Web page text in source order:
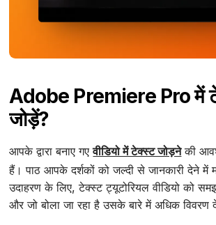
Adobe Premiere Pro में
जोड़ें?
आपके द्वारा बनाए गएवीडियो में टेक्स्ट जोड़नेकी
हैं। पाठ आपके दर्शकों को जल्दी से जानकारी देने में
उदाहरण के लिए, टेक्स्ट ट्यूटोरियल वीडियो को
और जो बोला जा रहा है उसके बारे में अधिक विवरण